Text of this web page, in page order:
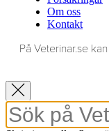
Om oss
Kontakt
På Veterinar.se